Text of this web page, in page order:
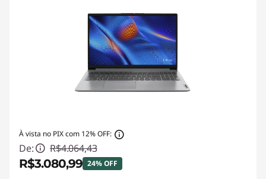
À vista no PIX com 12% OFF:
De: R$4.064,43
R$3.080,99 24% OFF